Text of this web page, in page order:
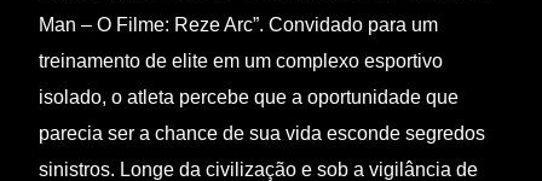
Man – O Filme: Reze Arc”. Convidado para um
treinamento de elite em um complexo esportivo
isolado, o atleta percebe que a oportunidade que
parecia ser a chance de sua vida esconde segredos
sinistros. Longe da civilização e sob a vigilância de